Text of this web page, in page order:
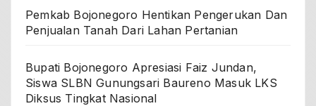
Pemkab Bojonegoro Hentikan Pengerukan Dan
Penjualan Tanah Dari Lahan Pertanian
Bupati Bojonegoro Apresiasi Faiz Jundan,
Siswa SLBN Gunungsari Baureno Masuk LKS
Diksus Tingkat Nasional